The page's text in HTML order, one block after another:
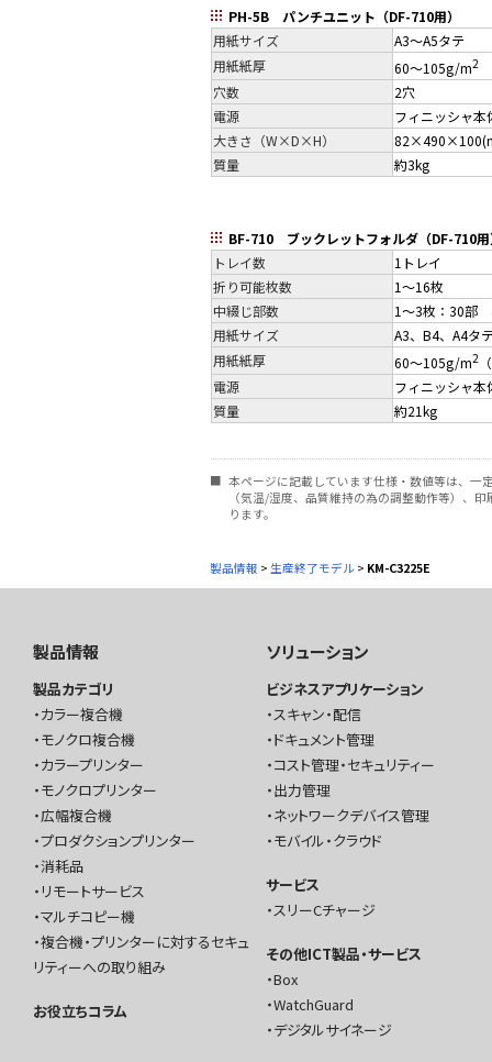
PH-5B パンチユニット（DF-710用）
用紙サイズ
A3～A5タテ
用紙紙厚
60～105g/m2
穴数
2穴
電源
フィニッシャ本
大きさ（W×D×H）
質量
約3kg
BF-710 ブックレットフォルダ（DF-710
トレイ数
1トレイ
折り可能枚数
1～16枚
中綴じ部数
1～3枚：30部
用紙サイズ
A3、B4、A4タ
用紙紙厚
60～105g/m2
電源
フィニッシャ本
質量
約21kg
■ 本ページに記載しています仕様・数値等は、一
（気温/湿度、品質維持の為の調整動作等）、
ります。
製品情報 > 生産終了モデル > KM-C3225E
製品情報
製品カテゴリ
カラー複合機
モノクロ複合機
カラープリンター
モノクロプリンター
広幅複合機
プロダクションプリンター
消耗品
リモートサービス
マルチコピー機
複合機・プリンターに対するセキュ
リティーへの取り組み
お役立ちコラム
ソリューション
ビジネスアプリケーション
スキャン・配信
ドキュメント管理
コスト管理・セキュリティー
出力管理
ネットワークデバイス管理
モバイル・クラウド
サービス
スリーCチャージ
その他ICT製品・サービス
Box
WatchGuard
デジタルサイネージ